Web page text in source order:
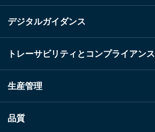
デジタルガイダンス
トレーサビリティとコンプライアンス
生産管理
品質